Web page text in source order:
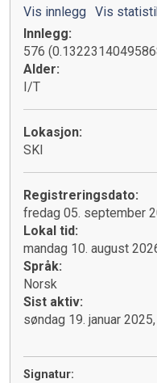
Vis innlegg Vis
Innlegg:
576
Alder:
I/T
Lokasjon:
SKI
Registreringsdato:
fredag 05. september
Lokal tid:
mandag 10. august
Språk:
Norsk
Sist aktiv:
søndag 19. januar
Signatur: